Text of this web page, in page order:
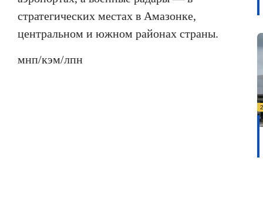
стратегических местах в Амазонке,
центральном и южном районах страны.
мнп/кэм/лпн